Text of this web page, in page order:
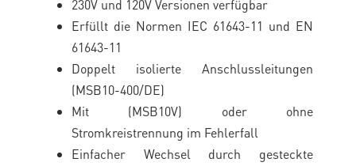
230V und 120V Versionen verfügbar
Erfüllt die Normen IEC 61643-11 und EN
61643-11
Doppelt isolierte Anschlussleitungen
(MSB10-400/DE)
Mit (MSB10V) oder ohne
Stromkreistrennung im Fehlerfall
Einfacher Wechsel durch gesteckte